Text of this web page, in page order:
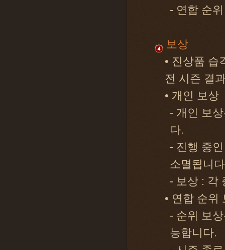
- 연합 순
보상
• 진상품 습
전 시즌 결
• 개인 보상
- 개인 보
다.
- 진행 중
소멸됩니
- 보상 : 각
• 연합 순위
- 순위 보
능합니다.